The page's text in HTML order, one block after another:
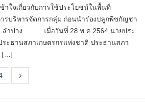
าใจเกี่ยวกับการใช้ประโยชน์ในพื้นที่
ารบริหารจัดการกลุ่ม ก่อนนำร่องปลูกพืชกัญชา
.ลำปาง เมื่อวันที่ 28 พ.ค.2564 นายประ
ธานสภาเกษตรกรแห่งชาติ ประธานสภา
[…]